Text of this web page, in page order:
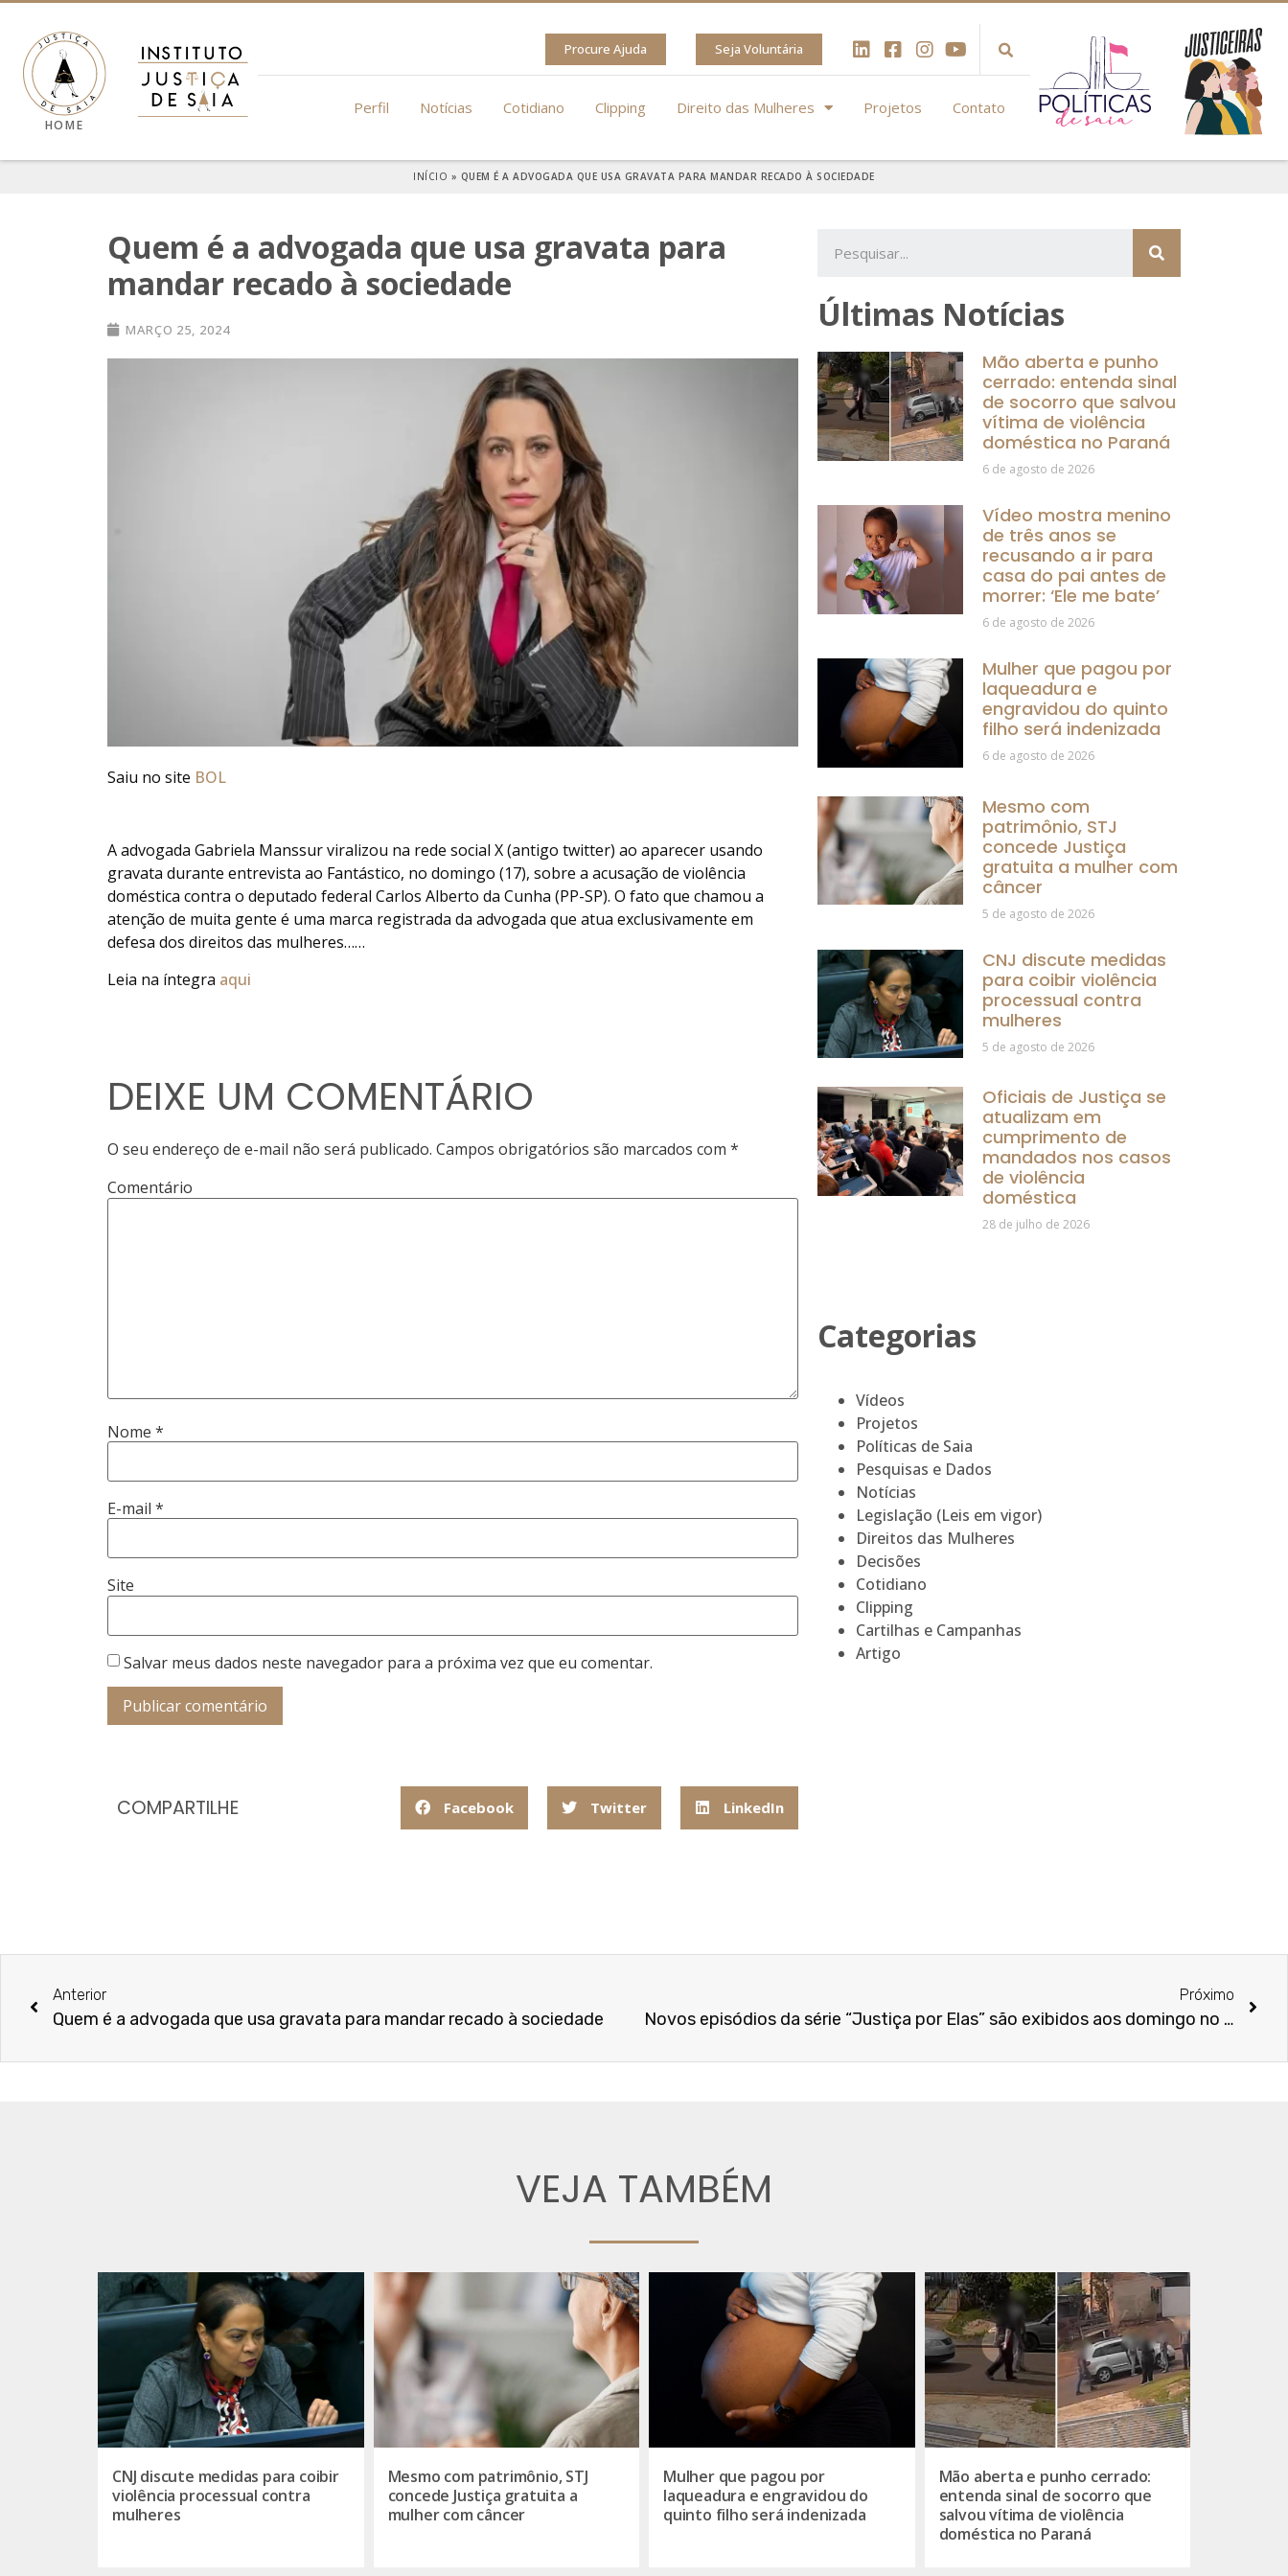
HOME
Procure Ajuda Seja Voluntária
Perfil Notícias Cotidiano Clipping Direito das Mulheres Projetos Contato
INÍCIO » QUEM É A ADVOGADA QUE USA GRAVATA PARA MANDAR RECADO À SOCIEDADE
Quem é a advogada que usa gravata para
mandar recado à sociedade
MARÇO 25, 2024
Saiu no site BOL
A advogada Gabriela Manssur viralizou na rede social X (antigo twitter) ao aparecer usando
gravata durante entrevista ao Fantástico, no domingo (17), sobre a acusação de violência
doméstica contra o deputado federal Carlos Alberto da Cunha (PP-SP). O fato que chamou a
atenção de muita gente é uma marca registrada da advogada que atua exclusivamente em
defesa dos direitos das mulheres……
Leia na íntegra aqui
DEIXE UM COMENTÁRIO
O seu endereço de e-mail não será publicado. Campos obrigatórios são marcados com *
Comentário
Nome *
E-mail *
Site
Salvar meus dados neste navegador para a próxima vez que eu comentar.
COMPARTILHE Facebook Twitter LinkedIn
Últimas Notícias
Mão aberta e punho
cerrado: entenda sinal
de socorro que salvou
vítima de violência
doméstica no Paraná
6 de agosto de 2026
Vídeo mostra menino
de três anos se
recusando a ir para
casa do pai antes de
morrer: ‘Ele me bate’
6 de agosto de 2026
Mulher que pagou por
laqueadura e
engravidou do quinto
filho será indenizada
6 de agosto de 2026
Mesmo com
patrimônio, STJ
concede Justiça
gratuita a mulher com
câncer
5 de agosto de 2026
CNJ discute medidas
para coibir violência
processual contra
mulheres
5 de agosto de 2026
Oficiais de Justiça se
atualizam em
cumprimento de
mandados nos casos
de violência
doméstica
28 de julho de 2026
Categorias
Vídeos
Projetos
Políticas de Saia
Pesquisas e Dados
Notícias
Legislação (Leis em vigor)
Direitos das Mulheres
Decisões
Cotidiano
Clipping
Cartilhas e Campanhas
Artigo
Anterior
Quem é a advogada que usa gravata para mandar recado à sociedade
Próximo
Novos episódios da série “Justiça por Elas” são exibidos aos domingo no GNT
VEJA TAMBÉM
CNJ discute medidas para coibir
violência processual contra
mulheres
Mesmo com patrimônio, STJ
concede Justiça gratuita a
mulher com câncer
Mulher que pagou por
laqueadura e engravidou do
quinto filho será indenizada
Mão aberta e punho cerrado:
entenda sinal de socorro que
salvou vítima de violência
doméstica no Paraná